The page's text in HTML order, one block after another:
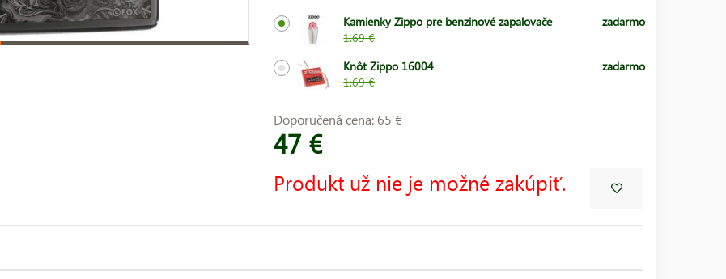
Kamienky Zippo pre benzinové zapalovače
1.69 €
zadarmo
Knôt Zippo 16004
1.69 €
zadarmo
Doporučená cena:65 €
47 €
Produkt už nie je možné zakúpiť.